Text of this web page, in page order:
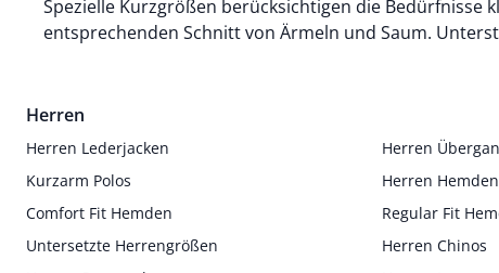
Spezielle Kurzgrößen berücksichtigen die Bedürfnisse
entsprechenden Schnitt von Ärmeln und Saum.
Herren
Herren Lederjacken
Herren
Kurzarm Polos
Herren Hemden
Comfort Fit Hemden
Regular Fit
Untersetzte Herrengrößen
Herren Chinos